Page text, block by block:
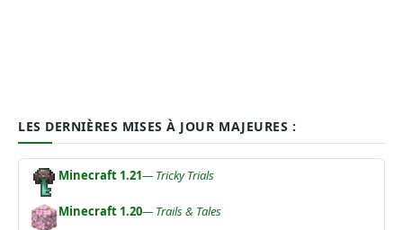
LES DERNIÈRES MISES À JOUR MAJEURES :
Minecraft 1.21— Tricky Trials
Minecraft 1.20— Trails & Tales